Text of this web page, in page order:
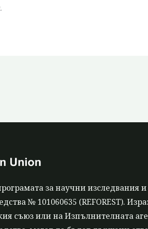
за научни
№ 101060635 (REFOREST).
съюз или на Изпълнителната